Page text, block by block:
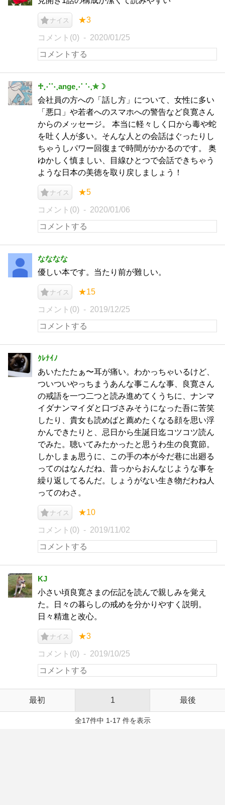
ナイス ★3
コメント(0) 2020/01/25
♱⋰⋱ange⋰ ⋱✮☽
会社員の方への「話し方」について、女性に多い
「悪口」や若者へのスマホへの警告など良寛さん
からのメッセージ。 本当に軽々しく口から毒や蛇
を吐く人が多い。そんな人との会話はぐったりし
ちゃうしパワー回復まで時間がかかるのです。 奥
ゆかしく慎ましい、目線ひとつで会話できちゃう
ような日本の美徳を取り戻しましょう！
ナイス ★5
コメント(0) 2020/01/06
なななな
優しい本です。当たり前が難しい。
ナイス ★15
コメント(0) 2019/12/25
ｸﾚﾅｲﾉ
あいたたたぁ〜耳が痛い。わかっちゃいるけど、
ついついやっちまうあんな事こんな事、良寛さん
の戒語を一つ二つと読み進めてくうちに、ナンマ
イダナンマイダと口づさみそうになった吾に苦笑
したり、貴女も読めばと薦めたくなる顔を思い浮
かんできたりと、忌日から生誕日迄コツコツ読ん
でみた。聴いてみたかったと思うわ生の良寛節。
しかしまぁ思うに、この手の本が今だ巷に出廻る
ってのはなんだね、昔っからおんなじような事を
繰り返してるんだ。しょうがない生き物だわね人
ってのわさ。
ナイス ★10
コメント(0) 2019/11/02
KJ
小さい頃良寛さまの伝記を読んで親しみを覚え
た。日々の暮らしの戒めを分かりやすく説明。
日々精進と改心。
ナイス ★3
コメント(0) 2019/10/25
最初 1 最後
全17件中 1-17 件を表示